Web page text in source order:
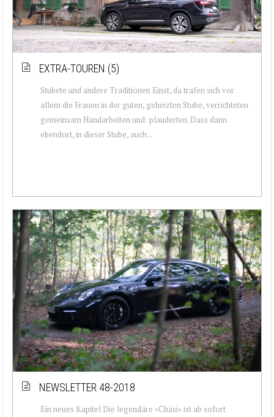
EXTRA-TOUREN (5)
Stubete und andere Traditionen Einst, da trafen sich vor
allem die Frauen in der guten, geheizten Stube, verrichteten
gemeinsam Handarbeiten und: plauderten. Dass dann
ebendort, in dieser Stube, auch...
NEWSLETTER 48-2018
Ein neues Kapitel Die legendäre «Chäsi» ist ab sofort